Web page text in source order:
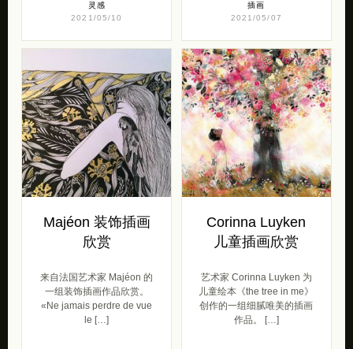
灵感
2021/05/10
插画
2021/05/07
Majéon 装饰插画
欣赏
来自法国艺术家 Majéon 的
一组装饰插画作品欣赏。
«Ne jamais perdre de vue
le […]
Corinna Luyken
儿童插画欣赏
艺术家 Corinna Luyken 为
儿童绘本《the tree in me》
创作的一组细腻唯美的插画
作品。 […]